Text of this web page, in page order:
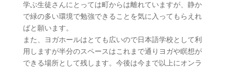
学ぶ生徒さんにとっては町からは離れていますが、静か
で緑の多い環境で勉強できることを気に入ってもらえれ
ばと願います。
また、ヨガホールはとても広いので日本語学校として利
用しますが半分のスペースはこれまで通りヨガや瞑想が
できる場所として残します。今後は今まで以上にオンラ